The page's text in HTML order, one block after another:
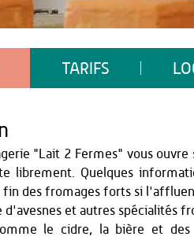
TARIFS
"Lait 2 Fermes" vous
librement. Quelques
fin des fromages forts si
et autres spécialités
le cidre, la bière et